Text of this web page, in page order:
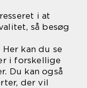
i at
så besøg
kan du se
i forskellige
Du kan også
der vil